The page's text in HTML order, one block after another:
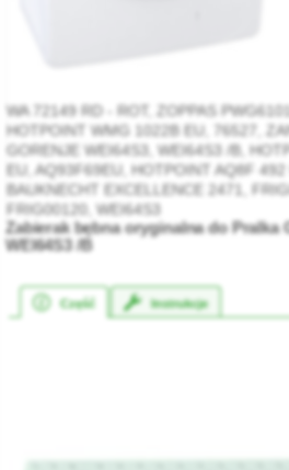
WA 72149 RD - ROT, ZOPPAS
HOTPOINT WMG 1022B EU, 76527,
GORENJE WEI64S3, WEI64S3 /B,
EU, AQ93F69EU, HOTPOINT AQ8F 492
BAUKNECHT EXCELLENCE 2471,
FRIG00120, WEI64S3
Zabierak bębna oryginalna do Pralka
WEI64S3 /B
Część Instrukcje